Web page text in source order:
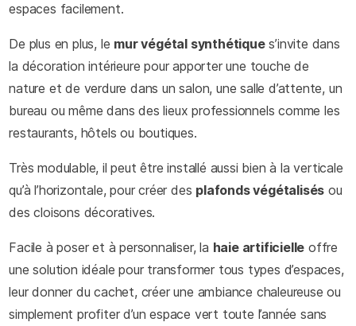
espaces facilement.
De plus en plus, le mur végétal synthétiques’invite dans
la décoration intérieure pour apporter une touche de
nature et de verdure dans un salon, une salle d’attente, un
bureau ou même dans des lieux professionnels comme les
restaurants, hôtels ou boutiques.
Très modulable, il peut être installé aussi bien à la verticale
qu’à l’horizontale, pour créer des plafonds végétalisés ou
des cloisons décoratives.
Facile à poser et à personnaliser, la haie artificielle offre
une solution idéale pour transformer tous types d’espaces,
leur donner du cachet, créer une ambiance chaleureuse ou
simplement profiter d’un espace vert toute l’année sans